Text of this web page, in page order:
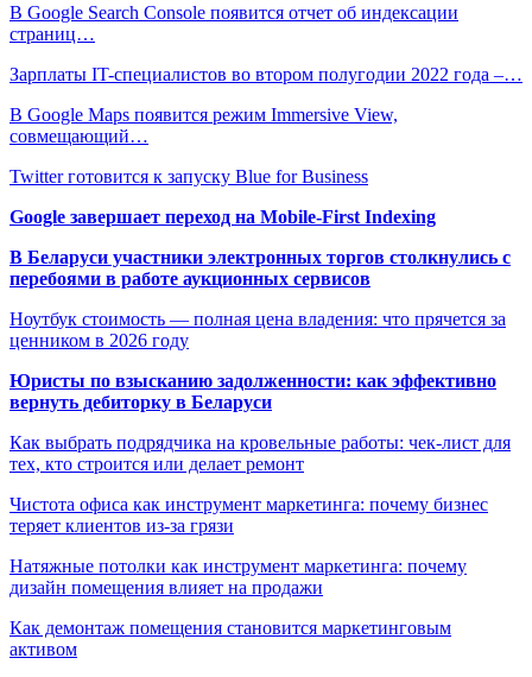
В Google Search Console появится отчет об индексации
страниц…
Зарплаты IT-специалистов во втором полугодии 2022 года –…
В Google Maps появится режим Immersive View,
совмещающий…
Twitter готовится к запуску Blue for Business
Google завершает переход на Mobile-First Indexing
В Беларуси участники электронных торгов столкнулись с
перебоями в работе аукционных сервисов
Ноутбук стоимость — полная цена владения: что прячется за
ценником в 2026 году
Юристы по взысканию задолженности: как эффективно
вернуть дебиторку в Беларуси
Как выбрать подрядчика на кровельные работы: чек-лист для
тех, кто строится или делает ремонт
Чистота офиса как инструмент маркетинга: почему бизнес
теряет клиентов из-за грязи
Натяжные потолки как инструмент маркетинга: почему
дизайн помещения влияет на продажи
Как демонтаж помещения становится маркетинговым
активом